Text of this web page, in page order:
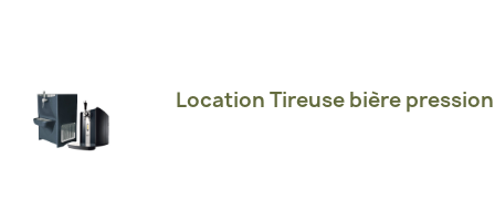
Location Tireuse bière pression